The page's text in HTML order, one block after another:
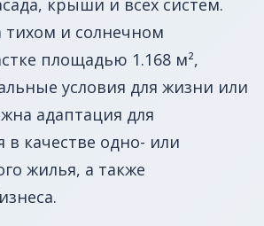
крыши и всех систем.
тихом и солнечном
площадью 1.168 м²,
условия для жизни или
адаптация для
в качестве одно- или
жилья, а также